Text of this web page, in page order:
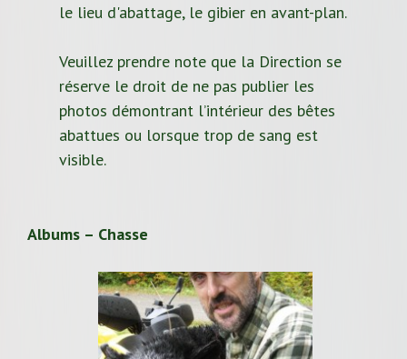
le lieu d'abattage, le gibier en avant-plan.
Veuillez prendre note que la Direction se
réserve le droit de ne pas publier les
photos démontrant l’intérieur des bêtes
abattues ou lorsque trop de sang est
visible.
Albums – Chasse